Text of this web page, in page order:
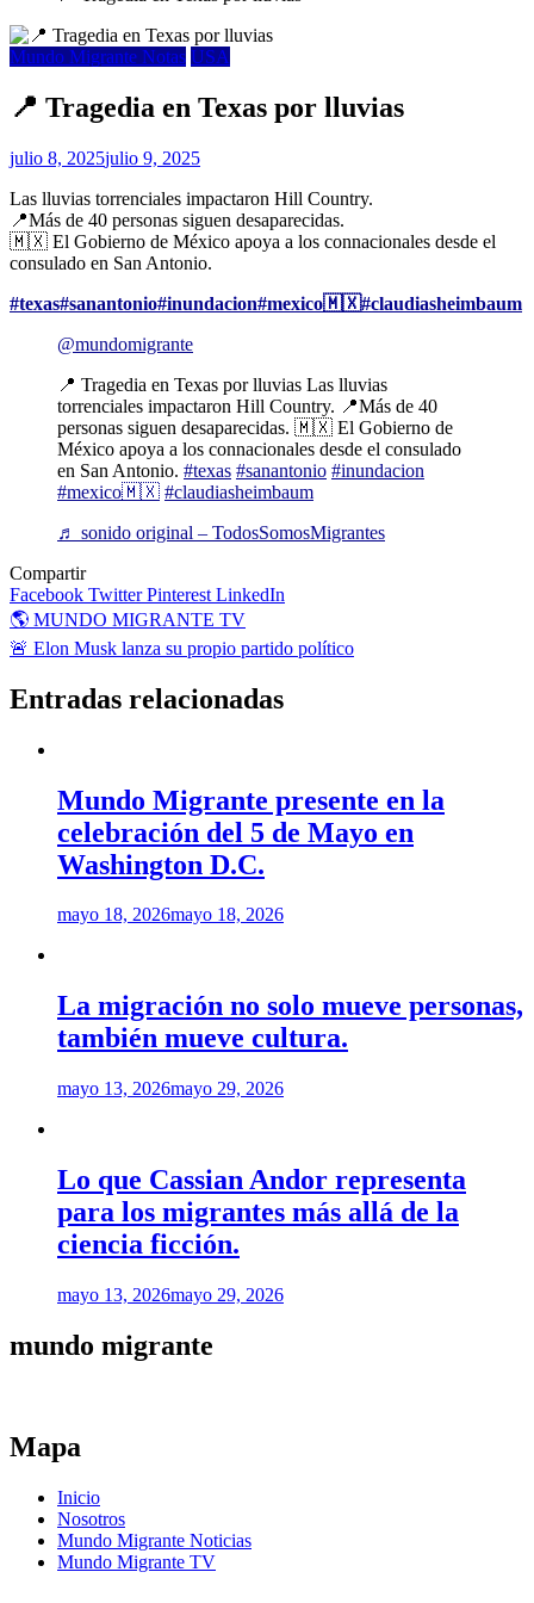
Mundo Migrante Notas USA
📍 Tragedia en Texas por lluvias
julio 8, 2025julio 9, 2025
Las lluvias torrenciales impactaron Hill Country.
📍Más de 40 personas siguen desaparecidas.
🇲🇽 El Gobierno de México apoya a los connacionales desde el
consulado en San Antonio.
#texas#sanantonio#inundacion#mexico🇲🇽#claudiasheimbaum
@mundomigrante
📍 Tragedia en Texas por lluvias Las lluvias
torrenciales impactaron Hill Country. 📍Más de 40
personas siguen desaparecidas. 🇲🇽 El Gobierno de
México apoya a los connacionales desde el consulado
en San Antonio. #texas #sanantonio #inundacion
#mexico🇲🇽 #claudiasheimbaum
♬ sonido original – TodosSomosMigrantes
Compartir
Facebook TwitterPinterest LinkedIn
Navegación
de
entradas
🌎 MUNDO MIGRANTE TV
🚨 Elon Musk lanza su propio partido político
Entradas relacionadas
Mundo Migrante presente en la
celebración del 5 de Mayo en
Washington D.C.
mayo 18, 2026mayo 18, 2026
La migración no solo mueve personas,
también mueve cultura.
mayo 13, 2026mayo 29, 2026
Lo que Cassian Andor representa
para los migrantes más allá de la
ciencia ficción.
mayo 13, 2026mayo 29, 2026
mundo migrante
Mapa
Inicio
Nosotros
Mundo Migrante Noticias
Mundo Migrante TV